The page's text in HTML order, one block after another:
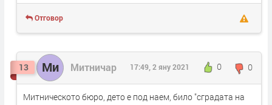
Отговор
13 Ми Митничар 0 0
17:49, 2 яну 2021
Митническото бюро, дето е под наем, било "сградата на